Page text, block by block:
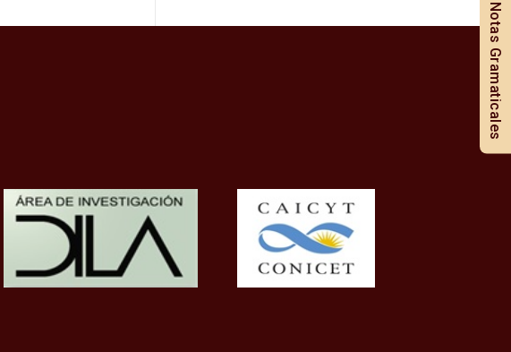
Notas Gramaticales